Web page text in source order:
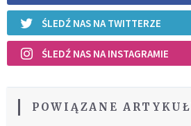
ŚLEDŹ NAS NA TWITTERZE
ŚLEDŹ NAS NA INSTAGRAMIE
POWIĄZANE